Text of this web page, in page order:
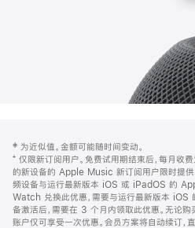
页
页
脚
注
‡ 为近似值。金额可能随时间变动。
⁺ 仅限新订阅用户。免费试用期结束后，每月收
的新设备的 Apple Music 新订阅用户限时提供
频设备与运行最新版本 iOS 或 iPadOS 的
Watch 兑换此优惠，需要与运行最新版本 iOS
备激活后，需要在 3 个月内领取此优惠。无论
账户仅可享受一次优惠。会员方案将自动续订，